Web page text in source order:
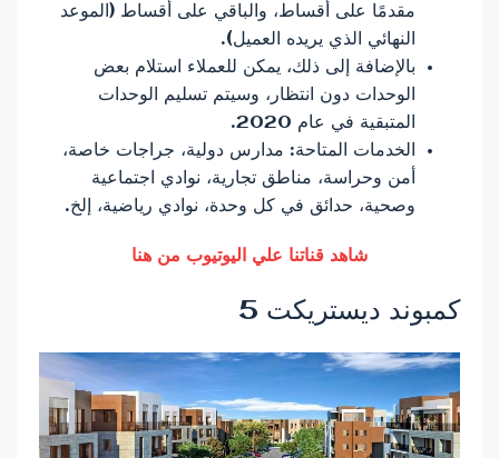
مقدمًا على أقساط، والباقي على أقساط (الموعد
النهائي الذي يريده العميل).
بالإضافة إلى ذلك، يمكن للعملاء استلام بعض
الوحدات دون انتظار، وسيتم تسليم الوحدات
المتبقية في عام 2020.
الخدمات المتاحة: مدارس دولية، جراجات خاصة،
أمن وحراسة، مناطق تجارية، نوادي اجتماعية
وصحية، حدائق في كل وحدة، نوادي رياضية، إلخ.
شاهد قناتنا علي اليوتيوب من هنا
كمبوند ديستريكت 5